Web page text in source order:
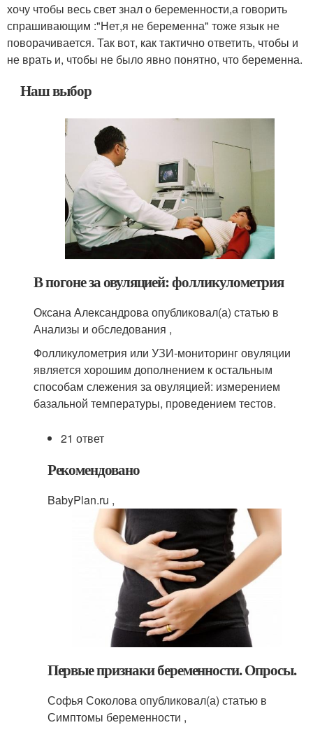
хочу чтобы весь свет знал о беременности,а говорить
спрашивающим :"Нет,я не беременна" тоже язык не
поворачивается. Так вот, как тактично ответить, чтобы и
не врать и, чтобы не было явно понятно, что беременна.
Наш выбор
В погоне за овуляцией: фолликулометрия
Оксана Александрова опубликовал(а) статью в
Анализы и обследования ,
Фолликулометрия или УЗИ-мониторинг овуляции
является хорошим дополнением к остальным
способам слежения за овуляцией: измерением
базальной температуры, проведением тестов.
21 ответ
Рекомендовано
BabyPlan.ru ,
Первые признаки беременности. Опросы.
Софья Соколова опубликовал(а) статью в
Симптомы беременности ,